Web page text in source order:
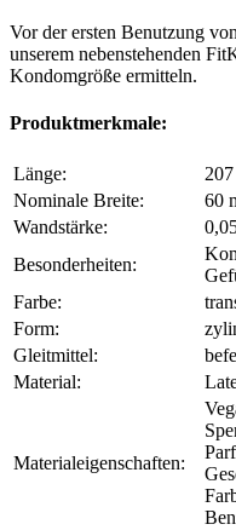
Vor der ersten Benutzung
unserem nebenstehenden
Kondomgröße ermitteln.
Produktmerkmale:
Länge:
Nominale Breite:
60
Wandstärke:
Besonderheiten:
Farbe:
Form:
Gleitmittel:
Material:
Materialeigenschaften: